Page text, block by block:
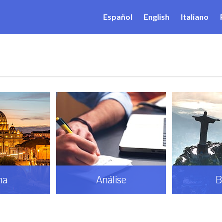
Español English Italiano
Análise